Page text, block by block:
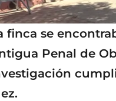
finca se
Penal de